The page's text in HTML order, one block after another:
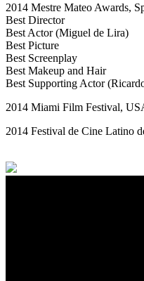
2014 Mestre Mateo Awards,
Best Director
Best Actor (Miguel de Lira)
Best Picture
Best Screenplay
Best Makeup and Hair
Best Supporting Actor
2014 Miami Film Festival,
2014 Festival de Cine Latino